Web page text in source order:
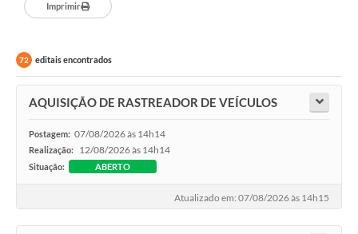
Imprimir
72 editais encontrados
AQUISIÇÃO DE RASTREADOR DE VEÍCULOS
Postagem: 07/08/2026 às 14h14
Realização: 12/08/2026 às 14h14
Situação: ABERTO
Atualizado em: 07/08/2026 às 14h15